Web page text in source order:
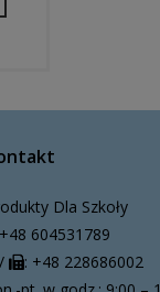
Dla Szkoły
604531789
: +48 228686002